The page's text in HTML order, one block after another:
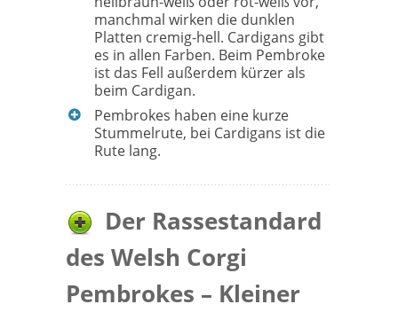
manchmal wirken die dunklen
Platten cremig-hell. Cardigans gibt
es in allen Farben. Beim Pembroke
ist das Fell außerdem kürzer als
beim Cardigan.
Pembrokes haben eine kurze
Stummelrute, bei Cardigans ist die
Rute lang.
Der Rassestandard
des Welsh Corgi
Pembrokes – Kleiner